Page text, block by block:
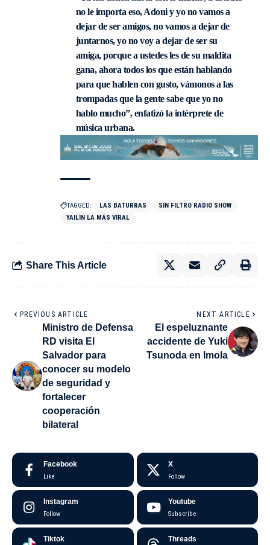
no le importa eso, Adoni y yo no vamos a
dejar de ser amigos, no vamos a dejar de
juntarnos, yo no voy a dejar de ser su
amiga, porque a ustedes les de su maldita
gana, ahora todos los que están hablando
para que hablen con gusto, vámonos a las
trompadas que la gente sabe que yo no
hablo mucho”, enfatizó la intérprete de
música urbana.
TAGGED: LAS BATURRAS
SIN FILTRO RADIO SHOW
YAILIN LA MÁS VIRAL
Share This Article
PREVIOUS ARTICLE
Ministro de Defensa
RD visita El
Salvador para
conocer su modelo
de seguridad y
fortalecer
cooperación
bilateral
NEXT ARTICLE
El espeluznante
accidente de Yuki
Tsunoda en Imola
Facebook
Like
X
Follow
Instagram
Follow
Youtube
Subscribe
Tiktok Threads